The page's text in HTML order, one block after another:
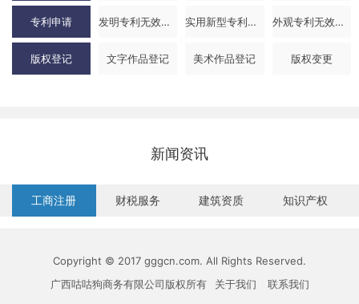
专利申请 发明专利无效申请 实用新型专利无效申请 外观专利无效申请
版权登记 文字作品登记 美术作品登记 版权变更
新闻资讯
工商注册 财税服务 建筑资质 知识产权
Copyright © 2017 gggcn.com. All Rights Reserved.
广西咕咕狗商务有限公司版权所有
关于我们 联系我们